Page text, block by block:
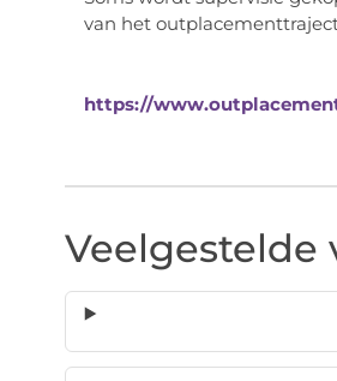
van het
https://
Veelgestelde